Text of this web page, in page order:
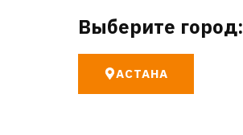
Выберите город:
АСТАНА